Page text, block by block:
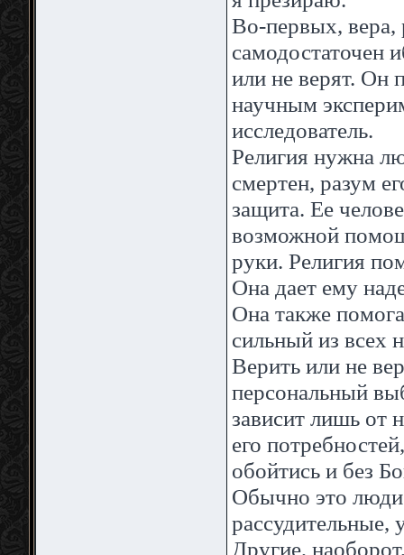
Во-первых, вера,
самодостаточен
или не верят. Он
научным
исследователь.
Религия нужна
смертен, разум
защита. Ее
возможной
руки. Религия
Она дает ему
Она также
сильный из всех
Верить или не
персональный
зависит лишь от
его
обойтись и без
Обычно это
рассудительные,
Другие,